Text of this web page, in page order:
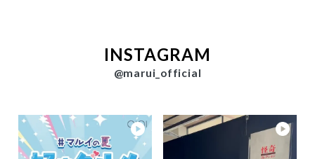
INSTAGRAM
@marui_official